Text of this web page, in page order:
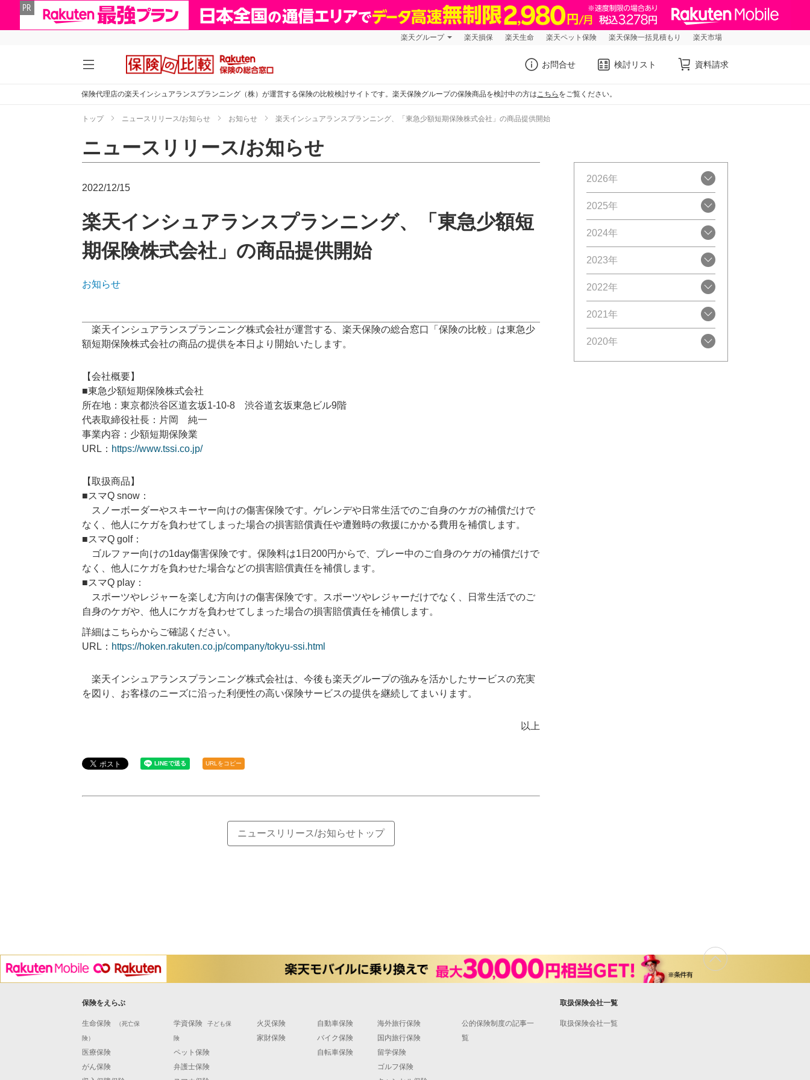
楽天グループ 楽天損保 楽天生命 楽天ペット保険 楽天保険一括見積もり 楽天市場
お問合せ 検討リスト 資料請求
保険代理店の楽天インシュアランスプランニング（株）が運営する保険の比較検討サイトです。楽天保険グループの保険商品を検討中の方はこちら をご覧ください。
トップ ニュースリリース/お知らせ お知らせ 楽天インシュアランスプランニング、「東急少額短期保険株式会社」の商品提供開始
ニュースリリース/お知らせ
2022/12/15
楽天インシュアランスプランニング、「東急少額短
期保険株式会社」の商品提供開始
お知らせ
楽天インシュアランスプランニング株式会社が運営する、楽天保険の総合窓口「保険の比較」は東急少
額短期保険株式会社の商品の提供を本日より開始いたします。
【会社概要】
■東急少額短期保険株式会社
所在地：東京都渋谷区道玄坂1-10-8 渋谷道玄坂東急ビル9階
代表取締役社長：片岡 純一
事業内容：少額短期保険業
URL： https://www.tssi.co.jp/
【取扱商品】
■スマQ snow：
スノーボーダーやスキーヤー向けの傷害保険です。ゲレンデや日常生活でのご自身のケガの補償だけで
なく、他人にケガを負わせてしまった場合の損害賠償責任や遭難時の救援にかかる費用を補償します。
■スマQ golf：
ゴルファー向けの1day傷害保険です。保険料は1日200円からで、プレー中のご自身のケガの補償だけで
なく、他人にケガを負わせた場合などの損害賠償責任を補償します。
■スマQ play：
スポーツやレジャーを楽しむ方向けの傷害保険です。スポーツやレジャーだけでなく、日常生活でのご
自身のケガや、他人にケガを負わせてしまった場合の損害賠償責任を補償します。
詳細はこちらからご確認ください。
URL： https://hoken.rakuten.co.jp/company/tokyu-ssi.html
楽天インシュアランスプランニング株式会社は、今後も楽天グループの強みを活かしたサービスの充実
を図り、お客様のニーズに沿った利便性の高い保険サービスの提供を継続してまいります。
以上
URLをコピー
ニュースリリース/お知らせトップ
2026年
2025年
2024年
2023年
2022年
2021年
2020年
保険をえらぶ
生命保険 （死亡保
険）
医療保険
がん保険
学資保険 子ども保
険
ペット保険
弁護士保険
火災保険
家財保険
自動車保険
バイク保険
自転車保険
海外旅行保険
国内旅行保険
留学保険
ゴルフ保険
公的保険制度の記事一
覧
取扱保険会社一覧
取扱保険会社一覧